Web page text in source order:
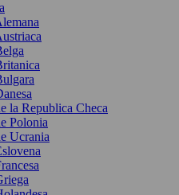
la Republica Checa
Polonia
Ucrania